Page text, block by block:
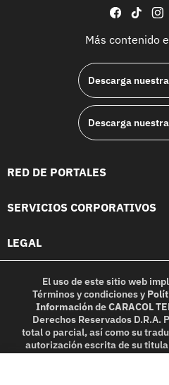
facebook
tiktok
Más contenido
Descarga
Descarga
RED DE PORTALES
SERVICIOS CORPORATIVOS
LEGAL
El uso de este sitio web
Términos y condicionesy
InformacióndeCARACOL
Derechos Reservados D.R.A.
total o parcial, así como su
autorización escrita de su
in part, or translation